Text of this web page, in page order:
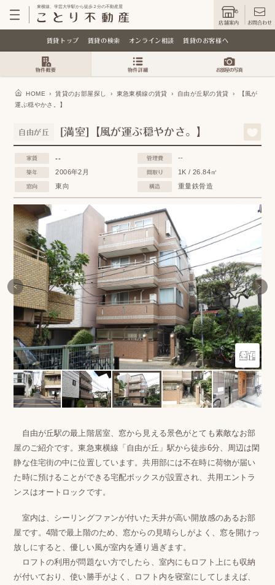
東横線、学芸大学駅から徒歩２分の不動産屋
店舗案内 お問合わせ
賃貸トップ 賃貸の検索 オンライン相談 賃貸のお客様へ
HOME › 賃貸のお部屋探し › 東急東横線の賃貸 › 自由が丘駅の賃貸 ›
【風が
運ぶ穏やかさ。】
自由が丘 [満室]【風が運ぶ穏やかさ。】
家賃 -- 管理費 --
築年 2006年2月 間取り 1K / 26.84㎡
窓向 東向 構造 重量鉄骨造
自由が丘駅の最上階居室、窓から見える景色がとても素敵なお部
屋のご紹介です。東急東横線「自由が丘」駅から徒歩6分、周辺は閑
静な住宅街の中に位置しています。共用部には不在時に荷物が届い
た時に預けることができる宅配ボックスが設置され、共用エントラ
ンスはオートロックです。
室内は、シーリングファンが付いた天井が高い開放感のあるお部
屋です。4階で最上階のため、窓からの見晴らしがよく、窓を開けっ
放しにすると、優しい風が室内を通り過ぎます。
ロフトの利用が問題ない方でしたら、室内にもロフト上にも収納
が付いており、使い勝手がよく、ロフト内を寝室にしてしまえば、